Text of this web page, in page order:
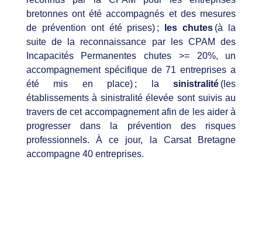
bretonnes ont été accompagnés et des mesures
de prévention ont été prises) ;
les chutes (à la
suite de la reconnaissance par les CPAM des
Incapacités Permanentes chutes >= 20%, un
accompagnement spécifique de 71 entreprises a
été mis en place) ; lasinistralité (les
établissements à sinistralité élevée sont suivis au
travers de cet accompagnement afin de les aider à
progresser dans la prévention des risques
professionnels. À ce jour, la Carsat Bretagne
accompagne 40 entreprises.